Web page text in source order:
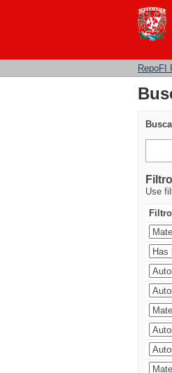
RepoFI
Use